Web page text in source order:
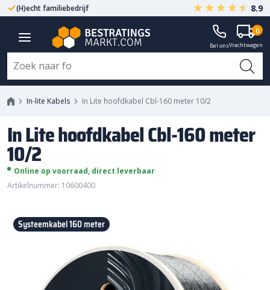
(H)echt familiebedrijf Gegarandeerd A-kwaliteit
8.9
Bel onsVrachtwagen
0
In-lite Kabels In Lite hoofdkabel Cbl-160 meter 10/2
In Lite hoofdkabel Cbl-160 meter
10/2
Online op voorraad, direct leverbaar
Artikelnummer: 10600400
Systeemkabel 160 meter
In Lite hoofdkabel Cbl-160 meter
10/2